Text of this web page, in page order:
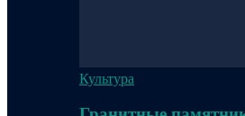
Культура